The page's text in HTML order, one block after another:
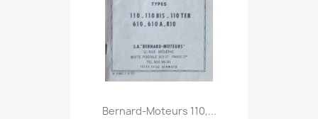
Bernard-Moteurs 110,...